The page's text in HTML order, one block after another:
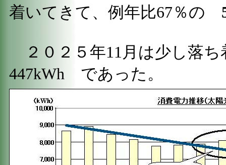
着いてきて、例年比67％の
２０２５年11月は少し落ち
447kWh であった。